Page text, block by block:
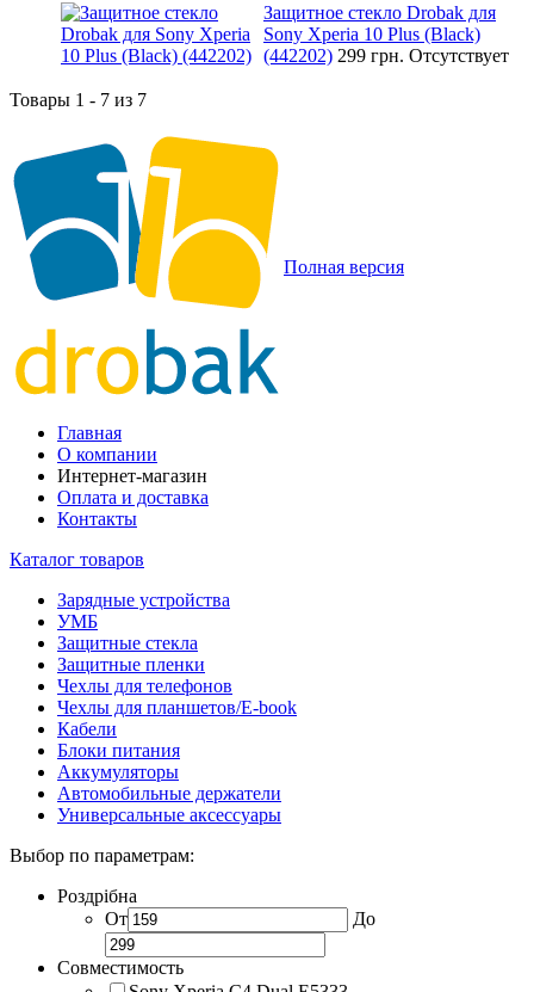
Защитное стекло Drobak для
Sony Xperia 10 Plus (Black)
(442202) 299 грн. Отсутствует
Товары 1 - 7 из 7
Полная версия
Главная
О компании
Интернет-магазин
Оплата и доставка
Контакты
Каталог товаров
Зарядные устройства
УМБ
Защитные стекла
Защитные пленки
Чехлы для телефонов
Чехлы для планшетов/E-book
Кабели
Блоки питания
Аккумуляторы
Автомобильные держатели
Универсальные аксессуары
Выбор по параметрам:
Роздрібна
От
До
Совместимость